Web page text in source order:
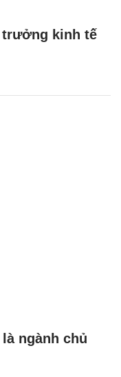
trưởng kinh tế
ngành chủ